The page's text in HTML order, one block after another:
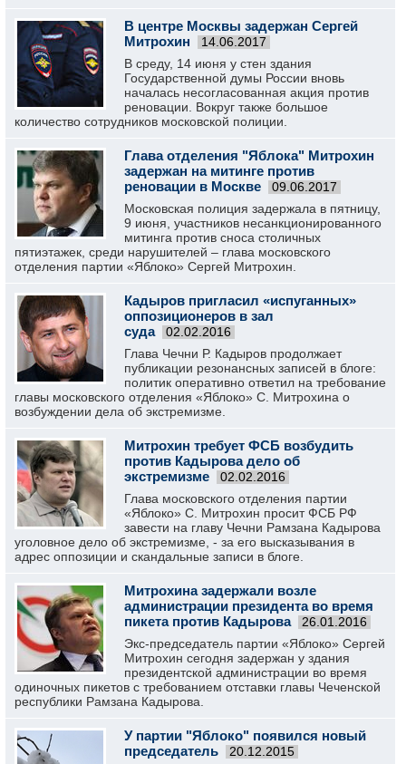
В центре Москвы задержан Сергей
Митрохин
14.06.2017
В среду, 14 июня у стен здания
Государственной думы России вновь
началась несогласованная акция против
реновации. Вокруг также большое
количество сотрудников московской полиции.
Глава отделения "Яблока" Митрохин
задержан на митинге против
реновации в Москве
09.06.2017
Московская полиция задержала в пятницу,
9 июня, участников несанкционированного
митинга против сноса столичных
пятиэтажек, среди нарушителей – глава московского
отделения партии «Яблоко» Сергей Митрохин.
Кадыров пригласил «испуганных»
оппозиционеров в зал
суда
02.02.2016
Глава Чечни Р. Кадыров продолжает
публикации резонансных записей в блоге:
политик оперативно ответил на требование
главы московского отделения «Яблоко» С. Митрохина о
возбуждении дела об экстремизме.
Митрохин требует ФСБ возбудить
против Кадырова дело об
экстремизме
02.02.2016
Глава московского отделения партии
«Яблоко» С. Митрохин просит ФСБ РФ
завести на главу Чечни Рамзана Кадырова
уголовное дело об экстремизме, - за его высказывания в
адрес оппозиции и скандальные записи в блоге.
Митрохина задержали возле
администрации президента во время
пикета против Кадырова
26.01.2016
Экс-председатель партии «Яблоко» Сергей
Митрохин сегодня задержан у здания
президентской администрации во время
одиночных пикетов с требованием отставки главы Чеченской
республики Рамзана Кадырова.
У партии "Яблоко" появился новый
председатель
20.12.2015